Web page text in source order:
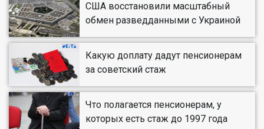
США восстановили масштабный
обмен разведданными с Украиной
Какую доплату дадут пенсионерам
за советский стаж
Что полагается пенсионерам, у
которых есть стаж до 1997 года